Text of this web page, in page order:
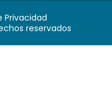
reservados
Privacidad